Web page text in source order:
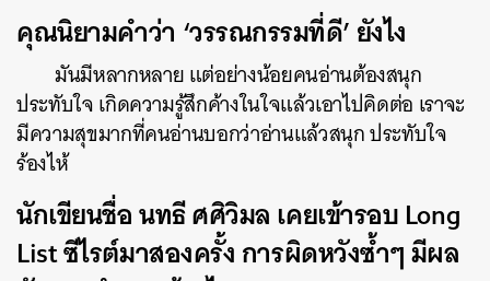
คุณนิยามคำว่า ‘วรรณกรรมที่ดี’ ยังไง
มันมีหลากหลาย แต่อย่างน้อยคนอ่านต้องสนุก
ประทับใจ เกิดความรู้สึกค้างในใจแล้วเอาไปคิดต่อ เราจะ
มีความสุขมากที่คนอ่านบอกว่าอ่านแล้วสนุก ประทับใจ
ร้องไห้
นักเขียนชื่อ นทธี ศศิวิมล เคยเข้ารอบ Long
List ซีไรต์มาสองครั้ง การผิดหวังซ้ำๆ มีผล